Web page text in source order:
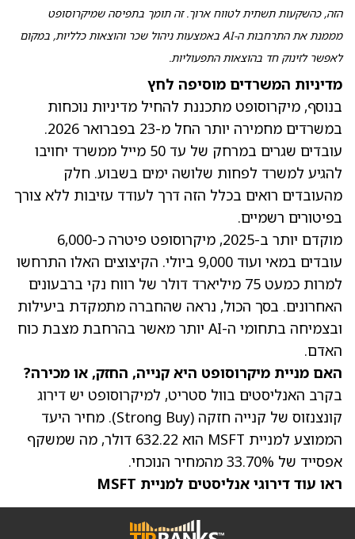
הזה, כהשקעות תשתית לטווח ארוך. זה תומך בתפיסה שמיקרוסופט
מממנת את התרחבות ה-AI באמצעות ניהול שכר והוצאות כלליות, במקום
לאפשר לזינוק חד בהוצאות התפעוליות.
מדיניות המשרדים מוסיפה לחץ
בנוסף, מיקרוסופט מתכננת להחיל מדיניות נוכחות
במשרדים מחמירה יותר החל מ-23 בפברואר 2026.
עובדים שגרים במרחק של עד 50 מייל ממשרד יחויבו
להגיע למשרד לפחות שלושה ימים בשבוע. חלק
מהעובדים רואים בכלל הזה דרך לעודד עזיבות ללא צורך
בפיטורים רשמיים.
מוקדם יותר ב-2025, מיקרוסופט פיטרה כ-6,000
עובדים במאי ועוד 9,000 ביולי. הקיצוצים האלו התרחשו
למרות כמעט 75 מיליארד דולר של רווח נקי ברבעונים
האחרונים. בסך הכול, נראה שהחברה מתמקדת ביעילות
ובצמיחה בתחומי ה-AI יותר מאשר בהרחבת מצבת כוח
האדם.
האם מניית מיקרוסופט היא קנייה, החזק, או מכירה?
בקרב האנליסטים בוול סטריט, למיקרוסופט יש דירוג
קונצנזוס של קנייה חזקה (Strong Buy).
מחיר היעד
הממוצע למניית MSFT הוא 632.22 דולר
, מה שמשקף
אפסייד של 33.70% מהמחיר הנוכחי.
ראו עוד דירוגי אנליסטים למניית MSFT